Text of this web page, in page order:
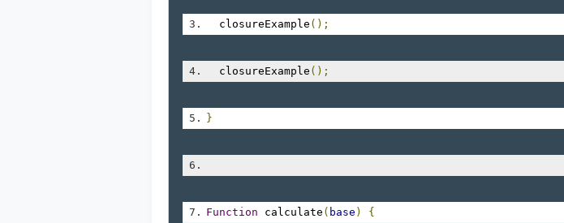
closureExample ();
closureExample ();
}
Function calculate ( base ) {